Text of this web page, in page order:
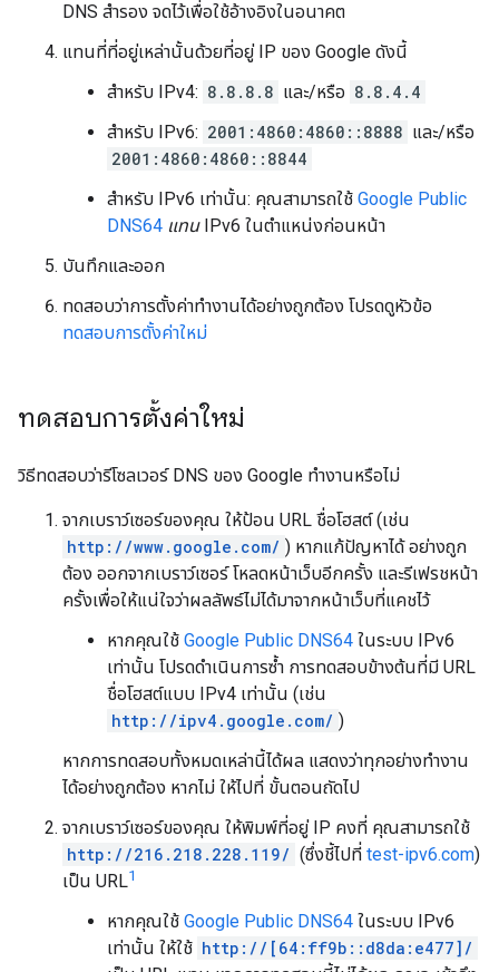
DNS สำรอง จดไว้เพื่อใช้อ้างอิงในอนาคต
แทนที่ที่อยู่เหล่านั้นด้วยที่อยู่ IP ของ Google ดังนี้
สำหรับ IPv4: 8.8.8.8 และ/หรือ 8.8.4.4
สำหรับ IPv6: 2001:4860:4860::8888 และ/หรือ
2001:4860:4860::8844
สำหรับ IPv6 เท่านั้น: คุณสามารถใช้ Google Public
DNS64 แทนIPv6 ในตำแหน่งก่อนหน้า
บันทึกและออก
ทดสอบว่าการตั้งค่าทำงานได้อย่างถูกต้อง โปรดดูหัวข้อ
ทดสอบการตั้งค่าใหม่
ทดสอบการตั้งค่าใหม่
วิธีทดสอบว่ารีโซลเวอร์ DNS ของ Google ทำงานหรือไม่
จากเบราว์เซอร์ของคุณ ให้ป้อน URL ชื่อโฮสต์ (เช่น
http://www.google.com/ ) หากแก้ปัญหาได้ อย่างถูก
ต้อง ออกจากเบราว์เซอร์ โหลดหน้าเว็บอีกครั้ง และรีเฟรชหน้า
ครั้งเพื่อให้แน่ใจว่าผลลัพธ์ไม่ได้มาจากหน้าเว็บที่แคชไว้
หากคุณใช้ Google Public DNS64 ในระบบ IPv6
เท่านั้น โปรดดำเนินการซ้ำ การทดสอบข้างต้นที่มี URL
ชื่อโฮสต์แบบ IPv4 เท่านั้น (เช่น
http://ipv4.google.com/ )
หากการทดสอบทั้งหมดเหล่านี้ได้ผล แสดงว่าทุกอย่างทำงาน
ได้อย่างถูกต้อง หากไม่ ให้ไปที่ ขั้นตอนถัดไป
จากเบราว์เซอร์ของคุณ ให้พิมพ์ที่อยู่ IP คงที่ คุณสามารถใช้
http://216.218.228.119/ (ซึ่งชี้ไปที่ test-ipv6.com)
เป็น URL1
หากคุณใช้ Google Public DNS64 ในระบบ IPv6
เท่านั้น ให้ใช้ http://[64:ff9b::d8da:e477]/